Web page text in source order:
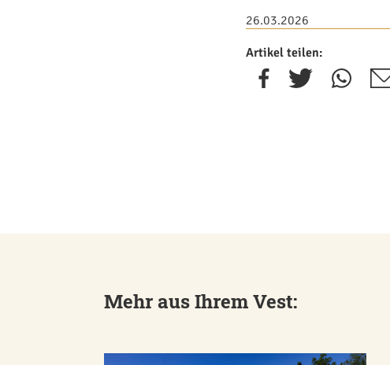
26.03.2026
Artikel teilen:
Mehr aus Ihrem Vest: